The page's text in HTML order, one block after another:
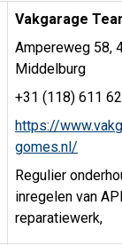
Vakgarage
Ampereweg 58,
Middelburg
+31 (118) 611
https://
gomes.nl/
Regulier
inregelen van
reparatiewerk,